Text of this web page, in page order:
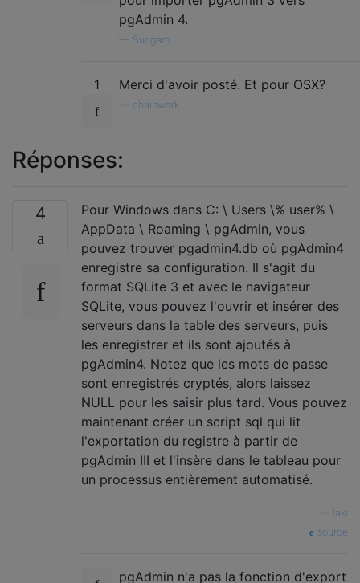
pgAdmin 4.
Sungam
1 Merci d'avoir posté. Et pour OSX?
chainwork
Réponses:
4
Pour Windows dans C: \ Users \% user% \
AppData \ Roaming \ pgAdmin, vous
pouvez trouver pgadmin4.db où pgAdmin4
enregistre sa configuration. Il s'agit du
format SQLite 3 et avec le navigateur
SQLite, vous pouvez l'ouvrir et insérer des
serveurs dans la table des serveurs, puis
les enregistrer et ils sont ajoutés à
pgAdmin4. Notez que les mots de passe
sont enregistrés cryptés, alors laissez
NULL pour les saisir plus tard. Vous pouvez
maintenant créer un script sql qui lit
l'exportation du registre à partir de
pgAdmin III et l'insère dans le tableau pour
un processus entièrement automatisé.
laki
source
pgAdmin n'a pas la fonction d'export